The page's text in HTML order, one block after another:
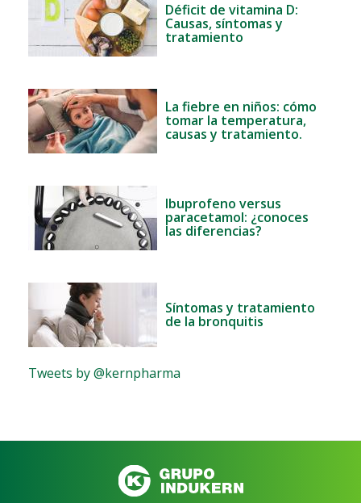
Déficit de vitamina D:
Causas, síntomas y
tratamiento
La fiebre en niños: cómo
tomar la temperatura,
causas y tratamiento.
Ibuprofeno versus
paracetamol: ¿conoces
las diferencias?
Síntomas y tratamiento
de la bronquitis
Tweets by @kernpharma